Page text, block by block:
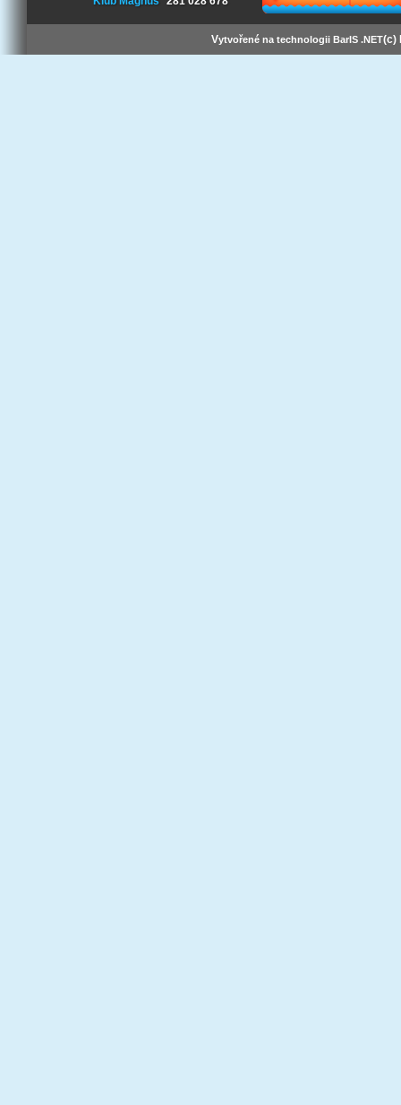
Vytvořené na technologii BarIS .NET(c)